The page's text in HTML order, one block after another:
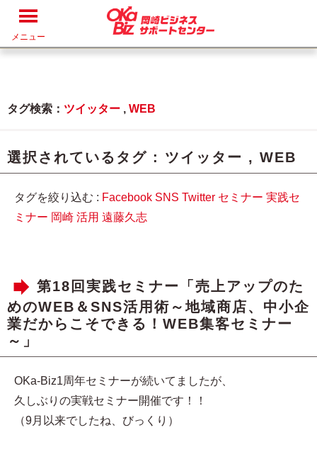
メニュー
タグ検索： ツイッター , WEB
選択されているタグ : ツイッター , WEB
タグを絞り込む : Facebook SNS Twitter セミナー 実践セ
ミナー 岡崎 活用 遠藤久志
第18回実践セミナー「売上アップのた
めのWEB＆SNS活用術～地域商店、中小企
業だからこそできる！WEB集客セミナー
～」
OKa-Biz1周年セミナーが続いてましたが、
久しぶりの実戦セミナー開催です！！
（9月以来でしたね、びっくり）